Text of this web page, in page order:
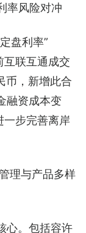
率风险对冲
盘利率”
互联互通成交
币，新增此合
融资成本变
一步完善离岸
理与产品多样
心。包括容许